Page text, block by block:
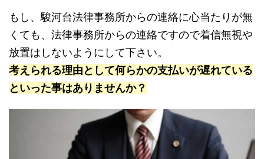
もし、駿河台法律事務所からの連絡に心当たりが無
くても、法律事務所からの連絡ですので着信無視や
放置はしないようにして下さい。
考えられる理由として何らかの支払いが遅れている
といった事はありませんか？